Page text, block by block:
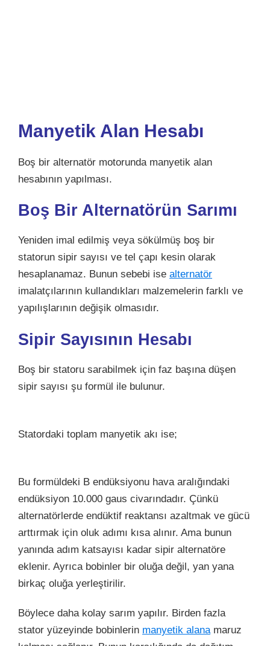
Manyetik Alan Hesabı
Boş bir alternatör motorunda manyetik alan
hesabının yapılması.
Boş Bir Alternatörün Sarımı
Yeniden imal edilmiş veya sökülmüş boş bir
statorun sipir sayısı ve tel çapı kesin olarak
hesaplanamaz. Bunun sebebi ise alternatör
imalatçılarının kullandıkları malzemelerin farklı ve
yapılışlarının değişik olmasıdır.
Sipir Sayısının Hesabı
Boş bir statoru sarabilmek için faz başına düşen
sipir sayısı şu formül ile bulunur.
Statordaki toplam manyetik akı ise;
Bu formüldeki B endüksiyonu hava aralığındaki
endüksiyon 10.000 gaus civarındadır. Çünkü
alternatörlerde endüktif reaktansı azaltmak ve gücü
arttırmak için oluk adımı kısa alınır. Ama bunun
yanında adım katsayısı kadar sipir alternatöre
eklenir. Ayrıca bobinler bir oluğa değil, yan yana
birkaç oluğa yerleştirilir.
Böylece daha kolay sarım yapılır. Birden fazla
stator yüzeyinde bobinlerin manyetik alanamaruz